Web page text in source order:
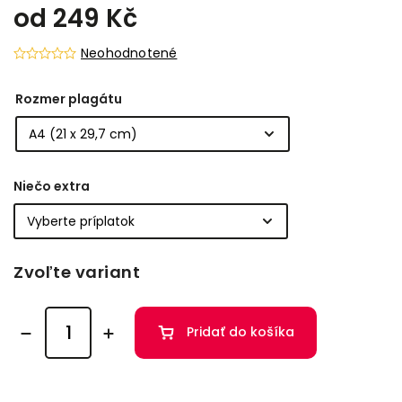
od 249 Kč
Neohodnotené
Rozmer plagátu
Niečo extra
Zvoľte variant
Pridať do košíka